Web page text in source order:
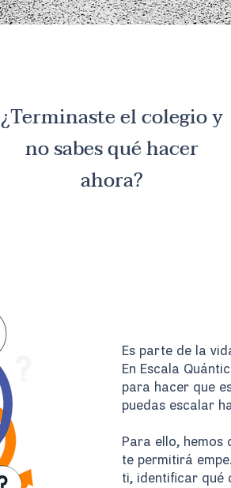
¿Terminaste el colegio y
no sabes qué hacer
ahora?
Es parte de la
En Escala
para hacer que
puedas escalar
Para ello, hemos
te permitirá
ti, identificar qué